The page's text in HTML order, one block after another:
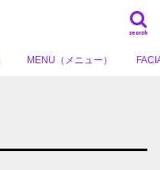
search
MENU（メニュー）